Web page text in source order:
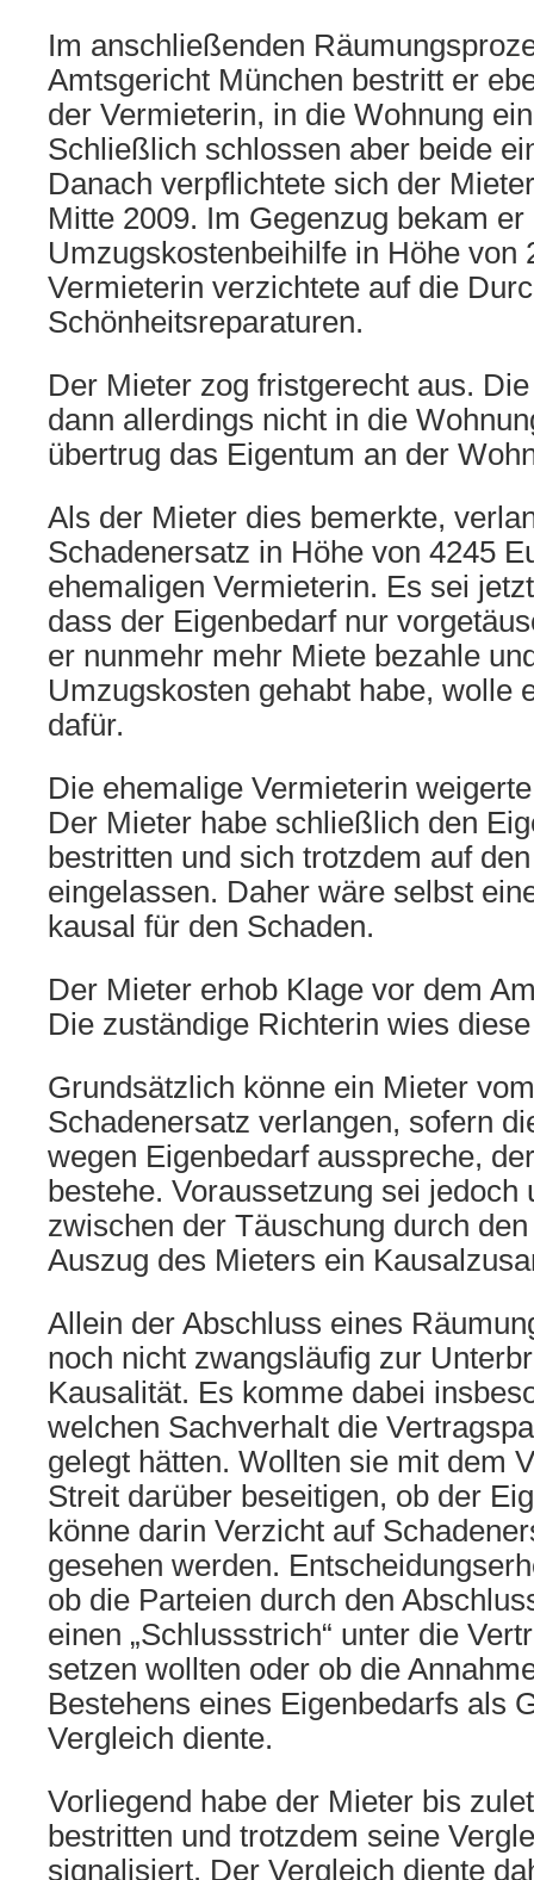
Im anschließenden
Amtsgericht München bestritt er
der Vermieterin, in die Wohnung
Schließlich schlossen aber beide
Danach verpflichtete sich der
Mitte 2009. Im Gegenzug bekam er
Umzugskostenbeihilfe in Höhe von
Vermieterin verzichtete auf die
Schönheitsreparaturen.
Der Mieter zog fristgerecht aus.
dann allerdings nicht in die
übertrug das Eigentum an der
Als der Mieter dies bemerkte,
Schadenersatz in Höhe von 4245
ehemaligen Vermieterin. Es sei
dass der Eigenbedarf nur
er nunmehr mehr Miete bezahle
Umzugskosten gehabt habe, wolle
dafür.
Die ehemalige Vermieterin
Der Mieter habe schließlich den
bestritten und sich trotzdem auf
eingelassen. Daher wäre selbst
kausal für den Schaden.
Der Mieter erhob Klage vor dem
Die zuständige Richterin wies
Grundsätzlich könne ein Mieter
Schadenersatz verlangen, sofern
wegen Eigenbedarf ausspreche,
bestehe. Voraussetzung sei jedoch
zwischen der Täuschung durch
Auszug des Mieters ein
Allein der Abschluss eines
noch nicht zwangsläufig zur
Kausalität. Es komme dabei
welchen Sachverhalt die
gelegt hätten. Wollten sie mit dem
Streit darüber beseitigen, ob der
könne darin Verzicht auf
gesehen werden.
ob die Parteien durch den
einen „Schlussstrich“ unter die
setzen wollten oder ob die
Bestehens eines Eigenbedarfs als
Vergleich diente.
Vorliegend habe der Mieter bis
bestritten und trotzdem seine
signalisiert. Der Vergleich diente